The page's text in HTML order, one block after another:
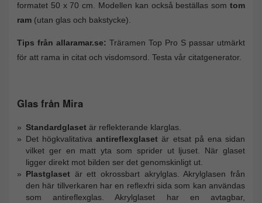
formatet 50 x 70 cm. Modellen kan också beställas som tom
ram (utan glas och bakstycke).
Tips från allaramar.se: Träramen Top Pro S passar utmärkt
för att rama in citat och visdomsord. Testa vår citatgenerator.
Glas från Mira
Standardglaset är reflekterande klarglas.
Det högkvalitativaantireflexglaset är etsat på ena sidan
vilket ger en matt yta som sprider ut ljuset. När glaset
ligger direkt mot bilden ser det genomskinligt ut.
Plastglaset är ett okrossbart akrylglas. Akrylglasen från
den här tillverkaren har en reflexfri sida som kan användas
som antireflexglas. Akrylglaset har en avtagbar,